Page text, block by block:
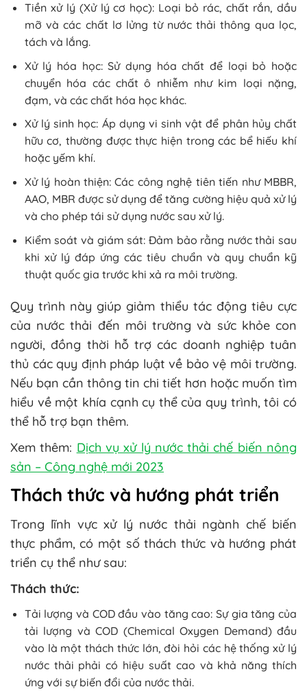
Tiền xử lý (Xử lý cơ học): Loại bỏ rác, chất rắn, dầu
mỡ và các chất lơ lửng từ nước thải thông qua lọc,
tách và lắng.
Xử lý hóa học: Sử dụng hóa chất để loại bỏ hoặc
chuyển hóa các chất ô nhiễm như kim loại nặng,
đạm, và các chất hóa học khác.
Xử lý sinh học: Áp dụng vi sinh vật để phân hủy chất
hữu cơ, thường được thực hiện trong các bể hiếu khí
hoặc yếm khí.
Xử lý hoàn thiện: Các công nghệ tiên tiến như MBBR,
AAO, MBR được sử dụng để tăng cường hiệu quả xử lý
và cho phép tái sử dụng nước sau xử lý.
Kiểm soát và giám sát: Đảm bảo rằng nước thải sau
khi xử lý đáp ứng các tiêu chuẩn và quy chuẩn kỹ
thuật quốc gia trước khi xả ra môi trường.
Quy trình này giúp giảm thiểu tác động tiêu cực
của nước thải đến môi trường và sức khỏe con
người, đồng thời hỗ trợ các doanh nghiệp tuân
thủ các quy định pháp luật về bảo vệ môi trường.
Nếu bạn cần thông tin chi tiết hơn hoặc muốn tìm
hiểu về một khía cạnh cụ thể của quy trình, tôi có
thể hỗ trợ bạn thêm.
Xem thêm: Dịch vụ xử lý nước thải chế biến nông
sản – Công nghệ mới 2023
Thách thức và hướng phát triển
Trong lĩnh vực xử lý nước thải ngành chế biến
thực phẩm, có một số thách thức và hướng phát
triển cụ thể như sau:
Thách thức:
Tải lượng và COD đầu vào tăng cao: Sự gia tăng của
tải lượng và COD (Chemical Oxygen Demand) đầu
vào là một thách thức lớn, đòi hỏi các hệ thống xử lý
nước thải phải có hiệu suất cao và khả năng thích
ứng với sự biến đổi của nước thải.